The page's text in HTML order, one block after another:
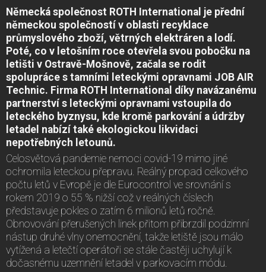
Německá společnost ROTH International je přední
německou společností v oblasti recyklace
průmyslového zboží, větrných elektráren a lodí.
Poté, co v letošním roce otevřela svou pobočku na
letišti v Ostravě-Mošnově, začala se rodit
spolupráce s tamními leteckými opravnami JOB AIR
Technic. Firma ROTH International díky navázanému
partnerství s leteckými opravnami vstoupila do
leteckého byznysu, kde kromě parkování a údržby
letadel nabízí také ekologickou likvidaci
nepotřebných letounů.
Celosvětová pandemie nemoci covid-19 mimo jiné
ochromila leteckou přepravu. Reálný propad celkového
počtu letů v Evropě je dle Eurocontrol ve srovnání s
rokem 2019 o 55 % nižší což v reálných číslech
představuje pokles o zatím 6 milionů letů ročně.
Obnovování přerušených linek přitom přibrzdil podzimní
nástup druhé vlny onemocnění, takže letiště jsou málo
vytížená a letečtí operátoři se stále častěji uchylují k
dočasnému uzemnění letadel v parkovacím módu.